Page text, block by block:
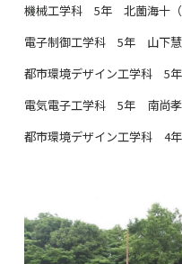
機械工学科 5年 北薗海十（
電子制御工学科 5年 山下
都市環境デザイン工学科 5
電気電子工学科 5年 南尚
都市環境デザイン工学科 4